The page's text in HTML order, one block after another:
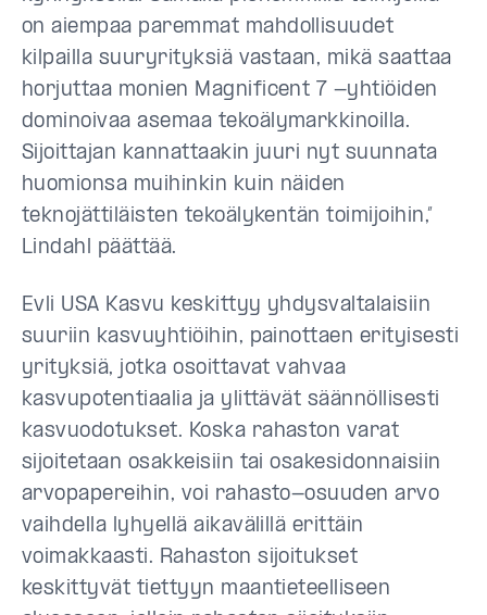
on aiempaa paremmat mahdollisuudet
kilpailla suuryrityksiä vastaan, mikä saattaa
horjuttaa monien Magnificent 7 -yhtiöiden
dominoivaa asemaa tekoälymarkkinoilla.
Sijoittajan kannattaakin juuri nyt suunnata
huomionsa muihinkin kuin näiden
teknojättiläisten tekoälykentän toimijoihin,”
Lindahl päättää.
Evli USA Kasvu keskittyy yhdysvaltalaisiin
suuriin kasvuyhtiöihin, painottaen erityisesti
yrityksiä, jotka osoittavat vahvaa
kasvupotentiaalia ja ylittävät säännöllisesti
kasvuodotukset. Koska rahaston varat
sijoitetaan osakkeisiin tai osakesidonnaisiin
arvopapereihin, voi rahasto-osuuden arvo
vaihdella lyhyellä aikavälillä erittäin
voimakkaasti. Rahaston sijoitukset
keskittyvät tiettyyn maantieteelliseen